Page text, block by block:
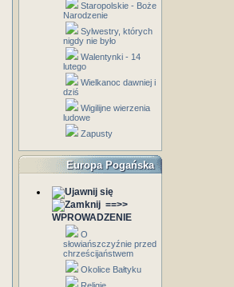
Staropolskie - Boże
Narodzenie
Sylwestry, których
nigdy nie było
Walentynki - 14
lutego
Wielkanoc dawniej i
dziś
Wigilijne wierzenia
ludowe
Zapusty
Europa Pogańska
==>>
WPROWADZENIE
O
słowiańszczyźnie przed
chrześcijaństwem
Okolice Bałtyku